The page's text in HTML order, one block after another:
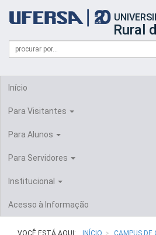
portal
UFERSA
Rural
Formulário
Busca
Campo
de
Início
Para Visitantes
Para Alunos
Para Servidores
Institucional
Acesso à Informação
VOCÊ ESTÁ AQUI: INÍCIO
CAMPUS DE